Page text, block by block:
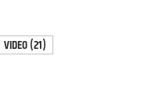
VIDEO(21)